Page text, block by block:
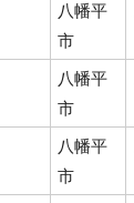
八幡平
市
八幡平
市
八幡平
市